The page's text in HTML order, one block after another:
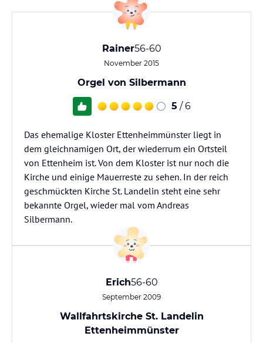
Rainer56-60
November 2015
Orgel von Silbermann
5 / 6
Das ehemalige Kloster Ettenheimmünster liegt in
dem gleichnamigen Ort, der wiederrum ein Ortsteil
von Ettenheim ist. Von dem Kloster ist nur noch die
Kirche und einige Mauerreste zu sehen. In der reich
geschmückten Kirche St. Landelin steht eine sehr
bekannte Orgel, wieder mal vom Andreas
Silbermann.
Erich56-60
September 2009
Wallfahrtskirche St. Landelin
Ettenheimmünster